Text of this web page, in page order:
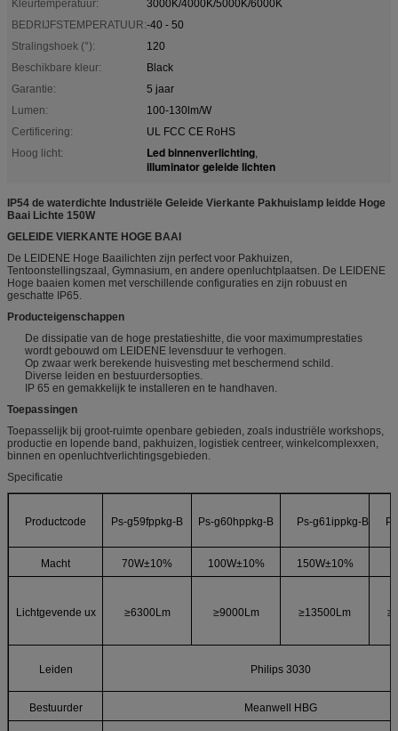
Kleurtemperatuur:
3000K/4000K/5000K/6000K
BEDRIJFSTEMPERATUUR:-40 - 50
Stralingshoek (°):
120
Beschikbare kleur:
Black
Garantie:
5 jaar
Lumen:
100-130lm/W
Certificering:
UL FCC CE RoHS
Hoog licht:
Led binnenverlichting,
illuminator geleide lichten
IP54 de waterdichte Industriële Geleide Vierkante Pakhuislamp leidde Hoge
Baai Lichte 150W
GELEIDE VIERKANTE HOGE BAAI
De LEIDENE Hoge Baailichten zijn perfect voor Pakhuizen,
Tentoonstellingszaal, Gymnasium, en andere openluchtplaatsen. De LEIDENE
Hoge baaien komen met verschillende configuraties en zijn robuust en
geschatte IP65.
Producteigenschappen
De dissipatie van de hoge prestatieshitte, die voor maximumprestaties
wordt gebouwd om LEIDENE levensduur te verhogen.
Op zwaar werk berekende huisvesting met beschermend schild.
Diverse leiden en bestuurdersopties.
IP 65 en gemakkelijk te installeren en te handhaven.
Toepassingen
Toepasselijk bij groot-ruimte openbare gebieden, zoals industriële workshops,
productie en lopende band, pakhuizen, logistiek centreer, winkelcomplexxen,
binnen en openluchtverlichtingsgebieden.
Specificatie
Productcode Ps-g59fppkg-B Ps-g60hppkg-B Ps-g61ippkg-B
Macht 70W±10% 100W±10% 150W±10%
Lichtgevende ux ≥6300Lm ≥9000Lm ≥13500Lm
Leiden Philips 3030
Bestuurder Meanwell HBG